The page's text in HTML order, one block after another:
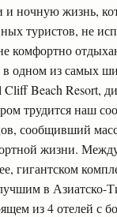
и ночную жизнь,
туристов, не
комфортно
одном из самых
Cliff Beach Resort,
трудится наш
сообщивший
жизни.
гигантском
в Азиатско-
из 4 отелей с